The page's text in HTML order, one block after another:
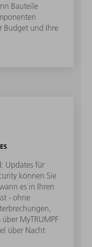
Bauteile
Budget und Ihre
Updates für
können Sie
es in Ihren
- ohne
MyTRUMPF
über Nacht